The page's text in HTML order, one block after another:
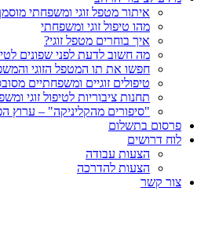
איתור מטפל זוגי ומשפחתי
מהו טיפול זוגי ומשפחתי
איך בוחרים מטפל זוגי?
מה חשוב לדעת לפני שפונים
חפשו את תו המטפל הזוגי
טיפולים זוגיים ומשפחתיים
תחנות ציבוריות לטיפול זוגי
"סיפורים מהקליניקה" – ערוץ
פרסום בתשלום
לוח דרושים
הצעות עבודה
הצעות להדרכה
צור קשר